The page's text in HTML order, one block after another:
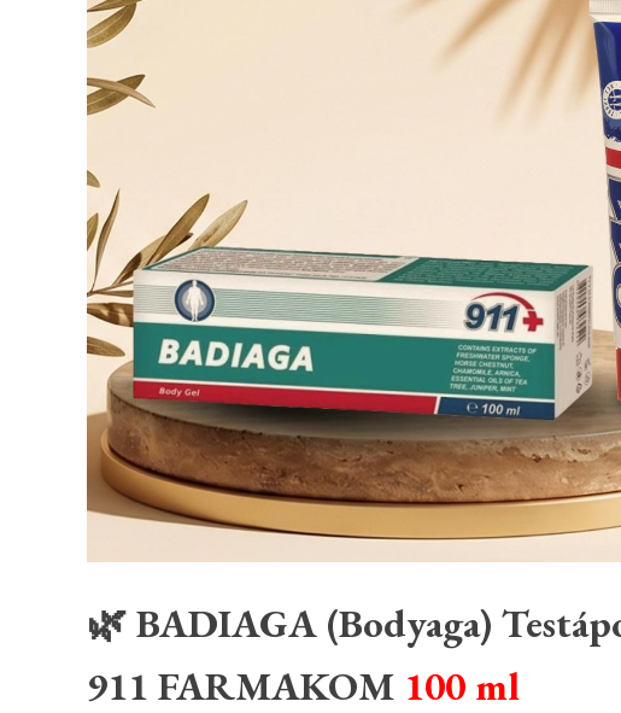
ÍZÜLETEK ÉS
🌿 BADIAGA (Bodyaga)
911 FARMAKOM 100 ml